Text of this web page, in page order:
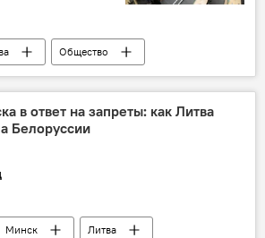
Общество
сопротивление
в ответ на запреты: как Литва
Белоруссии
Минск
Литва